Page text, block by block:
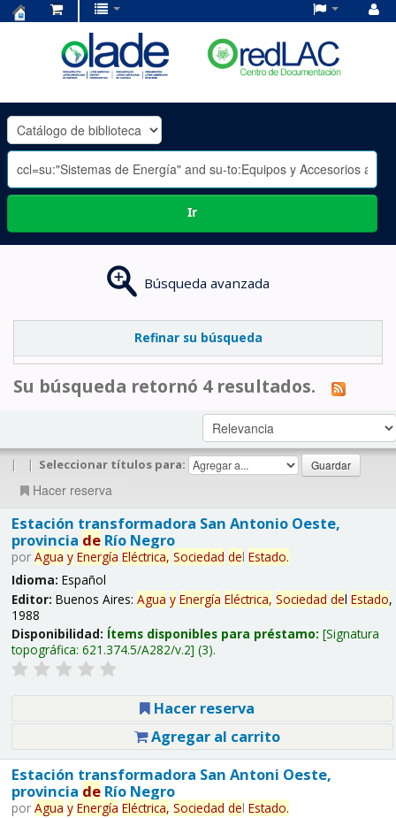
OLADE
-
Ir
Búsqueda avanzada
Refinar su búsqueda
Su búsqueda retornó 4 resultados.
| | Seleccionar títulos para:
Hacer reserva
Estación transformadora San Antonio Oeste,
provincia deRío Negro
por Agua y Energía Eléctrica, Sociedad del Estado.
Idioma: Español
Editor: Buenos Aires: Agua y Energía Eléctrica, Sociedad del Estado,
1988
Disponibilidad: Ítems disponibles para préstamo: Signatura
topográfica: 621.374.5/A282/v.2 (3).
Hacer reserva
Agregar al carrito
Estación transformadora San Antoni Oeste,
provincia deRío Negro
por Agua y Energía Eléctrica, Sociedad del Estado.